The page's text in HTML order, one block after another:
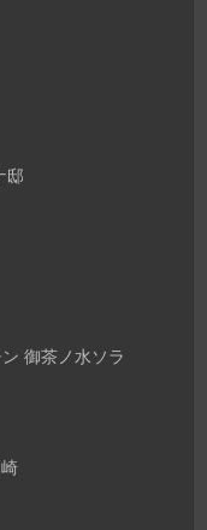
邸
御茶ノ水ソラ